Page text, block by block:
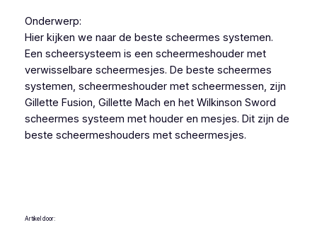
Onderwerp:
Hier kijken we naar de beste scheermes systemen.
Een scheersysteem is een scheermeshouder met
verwisselbare scheermesjes. De beste scheermes
systemen, scheermeshouder met scheermessen, zijn
Gillette Fusion, Gillette Mach en het Wilkinson Sword
scheermes systeem met houder en mesjes. Dit zijn de
beste scheermeshouders met scheermesjes.
Artikel door: